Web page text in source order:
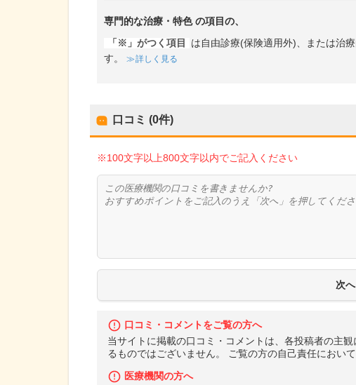
専門的な治療・特色の項目の、
「※」がつく項目
は自由診療(保険適用外)、または治
す。
詳しく見る
口コミ (0件)
※100文字以上800文字以内でご記入ください
口コミ・コメントをご覧の方へ
当サイトに掲載の口コミ・コメントは、各投稿者の主
るものではございません。 ご覧の方の自己責任において
医療機関の方へ